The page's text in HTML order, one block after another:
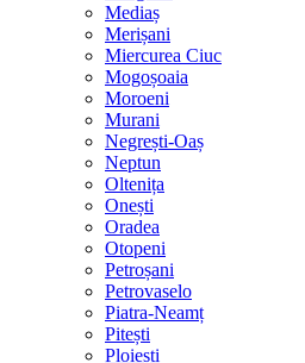
Mediaș
Merișani
Miercurea Ciuc
Mogoșoaia
Moroeni
Murani
Negrești-Oaș
Neptun
Oltenița
Onești
Oradea
Otopeni
Petroșani
Petrovaselo
Piatra-Neamț
Pitești
Ploiești